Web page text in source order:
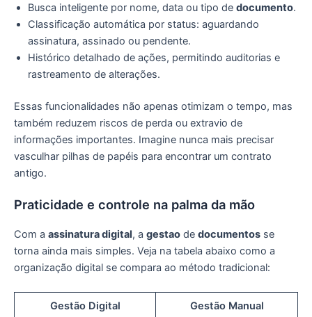
Busca inteligente por nome, data ou tipo de documento.
Classificação automática por status: aguardando
assinatura, assinado ou pendente.
Histórico detalhado de ações, permitindo auditorias e
rastreamento de alterações.
Essas funcionalidades não apenas otimizam o tempo, mas
também reduzem riscos de perda ou extravio de
informações importantes. Imagine nunca mais precisar
vasculhar pilhas de papéis para encontrar um contrato
antigo.
Praticidade e controle na palma da mão
Com a assinatura digital, a gestao de documentos se
torna ainda mais simples. Veja na tabela abaixo como a
organização digital se compara ao método tradicional:
Gestão Digital Gestão Manual